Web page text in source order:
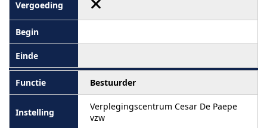
Bestuurder
Verplegingscentrum Cesar De Paepe
vzw